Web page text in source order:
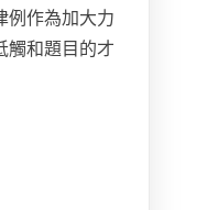
例作為加大力
觸和題目的才